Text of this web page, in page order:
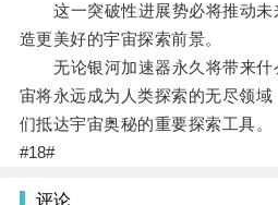
这一突破性进展势必将推动未
造更美好的宇宙探索前景。
无论银河加速器永久将带来什
宙将永远成为人类探索的无尽领
们抵达宇宙奥秘的重要探索工具。
#18#
评论